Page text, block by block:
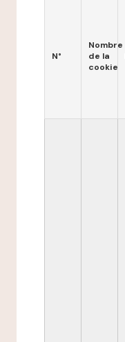
N°
Nombre
de la
cookie